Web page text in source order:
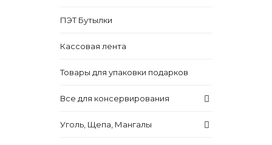
ПЭТ Бутылки
Кассовая лента
Товары для упаковки подарков
Все для консервирования
Уголь, Щепа, Мангалы